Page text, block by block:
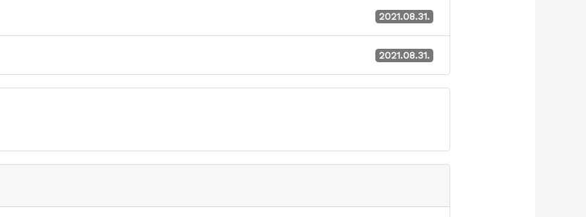
2021.08.31.
2021.08.31.